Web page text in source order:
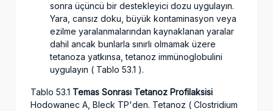
sonra üçüncü bir destekleyici dozu uygulayın.
Yara, cansız doku, büyük kontaminasyon veya
ezilme yaralanmalarından kaynaklanan yaralar
dahil ancak bunlarla sınırlı olmamak üzere
tetanoza yatkınsa, tetanoz immünoglobulini
uygulayın ( Tablo 53.1 ).
Tablo 53.1 Temas Sonrası Tetanoz Profilaksisi
Hodowanec A, Bleck TP'den. Tetanoz ( Clostridium